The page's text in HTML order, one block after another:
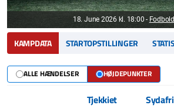
18. June 2026 kl. 18:00 - Fodbold
KAMPDATA STARTOPSTILLINGER
ALLE HÆNDELSER HØJDEPUNKTER
Tjekkiet